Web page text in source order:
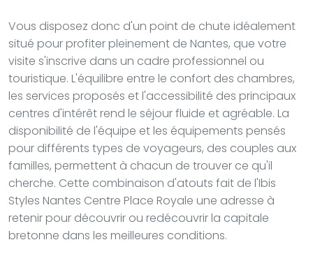
Vous disposez donc d'un point de chute idéalement
situé pour profiter pleinement de Nantes, que votre
visite s'inscrive dans un cadre professionnel ou
touristique. L'équilibre entre le confort des chambres,
les services proposés et l'accessibilité des principaux
centres d'intérêt rend le séjour fluide et agréable. La
disponibilité de l'équipe et les équipements pensés
pour différents types de voyageurs, des couples aux
familles, permettent à chacun de trouver ce qu'il
cherche. Cette combinaison d'atouts fait de l'Ibis
Styles Nantes Centre Place Royale une adresse à
retenir pour découvrir ou redécouvrir la capitale
bretonne dans les meilleures conditions.